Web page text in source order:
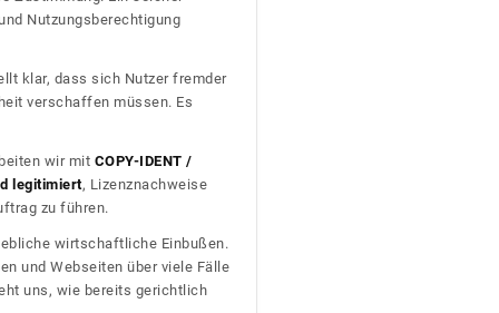
Nutzungsberechtigung
klar, dass sich Nutzer fremder
verschaffen müssen. Es
wir mit COPY-IDENT /
legitimiert, Lizenznachweise
zu führen.
wirtschaftliche Einbußen.
und Webseiten über viele Fälle
uns, wie bereits gerichtlich